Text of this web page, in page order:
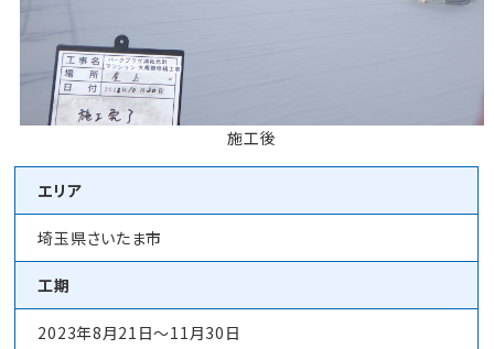
施工後
エリア
埼玉県さいたま市
工期
2023年8月21日～11月30日